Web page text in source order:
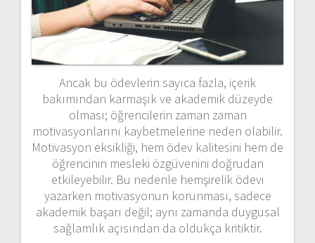
Ancak bu ödevlerin sayıca fazla, içerik
bakımından karmaşık ve akademik düzeyde
olması; öğrencilerin zaman zaman
motivasyonlarını kaybetmelerine neden olabilir.
Motivasyon eksikliği, hem ödev kalitesini hem de
öğrencinin mesleki özgüvenini doğrudan
etkileyebilir. Bu nedenle hemşirelik ödevi
yazarken motivasyonun korunması, sadece
akademik başarı değil; aynı zamanda duygusal
sağlamlık açısından da oldukça kritiktir.